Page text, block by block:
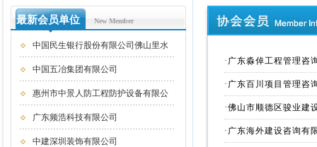
最新会员单位 New Member
中国民生银行股份有限公司佛山里水
中国五冶集团有限公司
惠州市中景人防工程防护设备有限公
广东频浩科技有限公司
中建深圳装饰有限公司
· 广东淼倬工程管理咨
· 广东百川项目管理咨
·佛山市顺德区骏业建
· 广东海外建设咨询有